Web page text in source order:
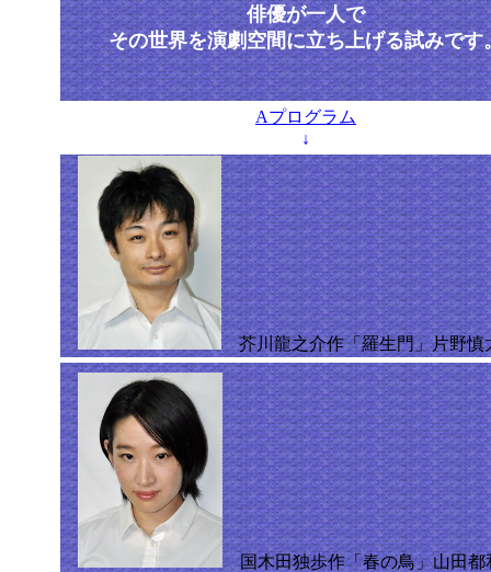
俳優が一人で
その世界を演劇空間に立ち上げる試みです
Aプログラム
↓
芥川龍之介作「羅生門」片野慎
国木田独歩作「春の鳥」山田都